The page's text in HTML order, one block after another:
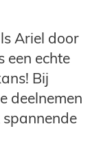
Ariel door
een echte
Bij
deelnemen